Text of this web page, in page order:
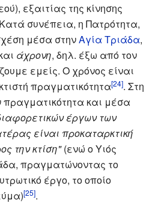
εξαιτίας της κίνησης
συνέπεια, η Πατρότητα,
μέσα στηνΑγία Τριάδα,
άχρονη, δηλ. έξω από τον
εμείς. Ο χρόνος είναι
πραγματικότητα[24]. Στη
πραγματικότητα και μέσα
έργων των
είναι προκαταρκτική
την κτίση"(ενώ ο Υιός
πραγματώνοντας το
έργο, το οποίο
[25].